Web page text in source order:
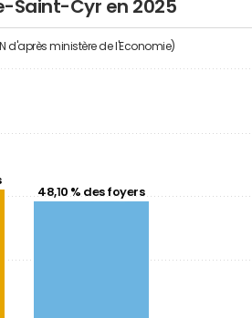
Saint-Cyr en 2025
d'après ministère de l'Economie)
48,10 % des foyers